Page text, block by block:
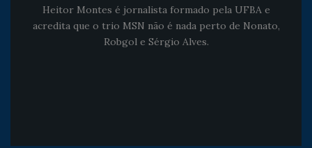
Heitor Montes é jornalista formado pela UFBA e
acredita que o trio MSN não é nada perto de Nonato,
Robgol e Sérgio Alves.